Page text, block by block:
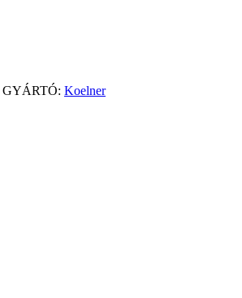
GYÁRTÓ: Koelner